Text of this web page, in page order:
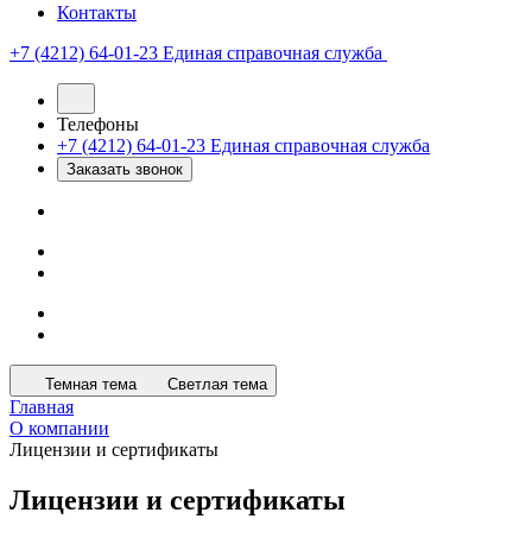
Контакты
+7 (4212) 64-01-23 Единая справочная служба
Телефоны
+7 (4212) 64-01-23 Единая справочная служба
Заказать звонок
Темная тема Светлая тема
Главная
О компании
Лицензии и сертификаты
Лицензии и сертификаты